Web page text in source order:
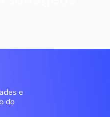
e
do